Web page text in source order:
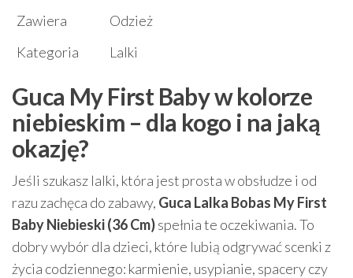
Zawiera
Odzież
Kategoria
Lalki
Guca My First Baby w kolorze
niebieskim – dla kogo i na jaką
okazję?
Jeśli szukasz lalki, która jest prosta w obsłudze i od
razu zachęca do zabawy, Guca Lalka Bobas My First
Baby Niebieski (36 Cm)spełnia te oczekiwania. To
dobry wybór dla dzieci, które lubią odgrywać scenki z
życia codziennego: karmienie, usypianie, spacery czy